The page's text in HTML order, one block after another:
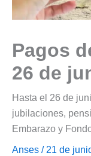
Pagos
26 de
Hasta el 26 de
jubilaciones,
Embarazo y
Anses / 21 de